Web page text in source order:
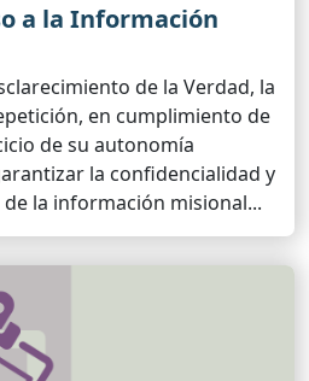
a la Información
de la Verdad, la
en cumplimiento de
de su autonomía
la confidencialidad y
la información misional...